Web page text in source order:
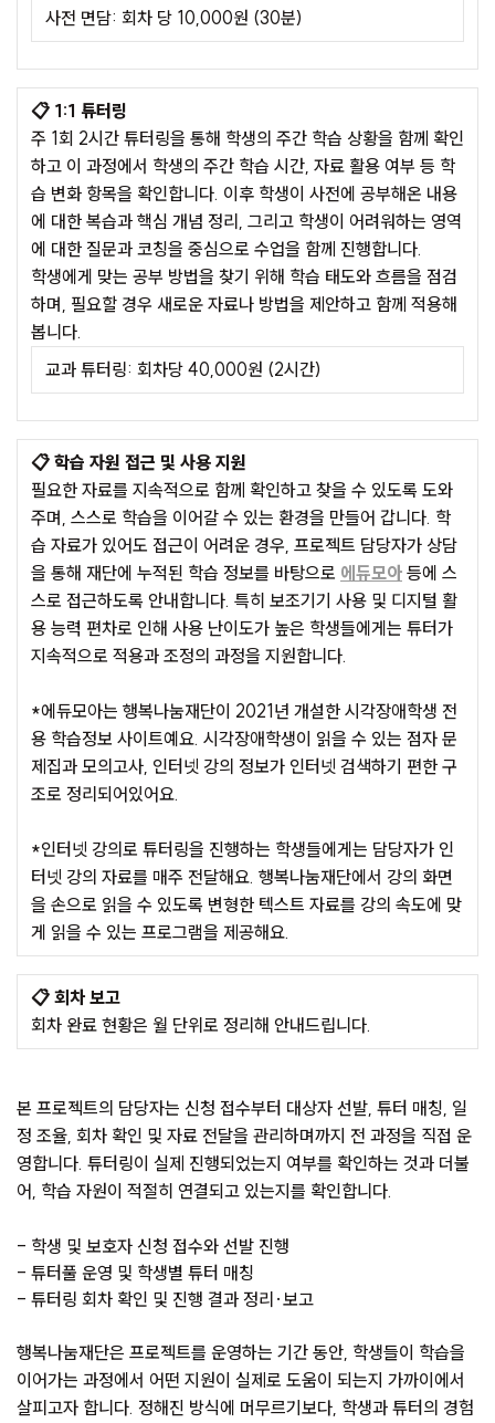
사전 면담: 회차 당 10,000원 (30분)
📋 1:1 튜터링
주 1회 2시간 튜터링을 통해 학생의 주간 학습 상황을 함께 확인
하고 이 과정에서 학생의 주간 학습 시간, 자료 활용 여부 등 학
습 변화 항목을 확인합니다. 이후 학생이 사전에 공부해온 내용
에 대한 복습과 핵심 개념 정리, 그리고 학생이 어려워하는 영역
에 대한 질문과 코칭을 중심으로 수업을 함께 진행합니다.
학생에게 맞는 공부 방법을 찾기 위해 학습 태도와 흐름을 점검
하며, 필요할 경우 새로운 자료나 방법을 제안하고 함께 적용해
봅니다.
교과 튜터링: 회차당 40,000원 (2시간)
📋 학습 자원 접근 및 사용 지원
필요한 자료를 지속적으로 함께 확인하고 찾을 수 있도록 도와
주며, 스스로 학습을 이어갈 수 있는 환경을 만들어 갑니다. 학
습 자료가 있어도 접근이 어려운 경우, 프로젝트 담당자가 상담
을 통해 재단에 누적된 학습 정보를 바탕으로 에듀모아 등에 스
스로 접근하도록 안내합니다. 특히 보조기기 사용 및 디지털 활
용 능력 편차로 인해 사용 난이도가 높은 학생들에게는 튜터가
지속적으로 적용과 조정의 과정을 지원합니다.
*에듀모아는 행복나눔재단이 2021년 개설한 시각장애학생 전
용 학습정보 사이트예요. 시각장애학생이 읽을 수 있는 점자 문
제집과 모의고사, 인터넷 강의 정보가 인터넷 검색하기 편한 구
조로 정리되어있어요.
*인터넷 강의로 튜터링을 진행하는 학생들에게는 담당자가 인
터넷 강의 자료를 매주 전달해요. 행복나눔재단에서 강의 화면
을 손으로 읽을 수 있도록 변형한 텍스트 자료를 강의 속도에 맞
게 읽을 수 있는 프로그램을 제공해요.
📋 회차 보고
회차 완료 현황은 월 단위로 정리해 안내드립니다.
본 프로젝트의 담당자는 신청 접수부터 대상자 선발, 튜터 매칭, 일
정 조율, 회차 확인 및 자료 전달을 관리하며까지 전 과정을 직접 운
영합니다. 튜터링이 실제 진행되었는지 여부를 확인하는 것과 더불
어, 학습 자원이 적절히 연결되고 있는지를 확인합니다.
- 학생 및 보호자 신청 접수와 선발 진행
- 튜터풀 운영 및 학생별 튜터 매칭
- 튜터링 회차 확인 및 진행 결과 정리·보고
행복나눔재단은 프로젝트를 운영하는 기간 동안, 학생들이 학습을
이어가는 과정에서 어떤 지원이 실제로 도움이 되는지 가까이에서
살피고자 합니다. 정해진 방식에 머무르기보다, 학생과 튜터의 경험